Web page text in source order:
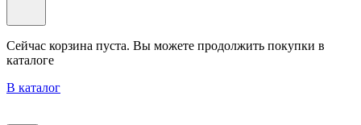
Сейчас корзина пуста. Вы можете продолжить покупки в
каталоге
В каталог